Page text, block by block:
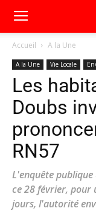
Accueil A la Une
A la Une Vie Locale
Les
Doubs
RN57
L'enquête
ce 28 février, pour
jours, l'autorité